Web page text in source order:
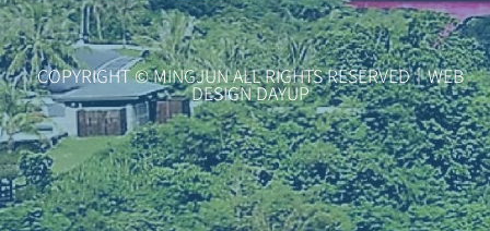
COPYRIGHT © MINGJUN ALL RIGHTS RESERVED｜WEB
DESIGN DAYUP